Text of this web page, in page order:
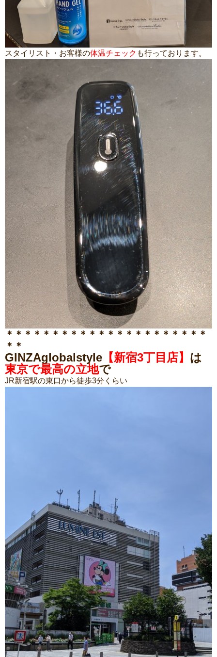
スタイリスト・お客様の体温チェック も行っております。
＊＊＊＊＊＊＊＊＊＊＊＊＊＊＊＊＊＊＊＊＊＊
＊＊
GINZAglobalstyle 【新宿3丁目店】 は
東京で最高の立地で
JR新宿駅の東口から徒歩3分くらい